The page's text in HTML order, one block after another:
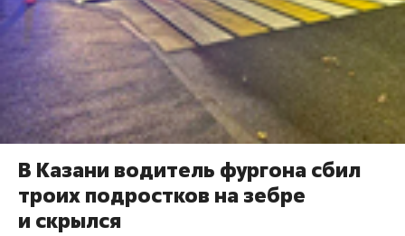
В Казани водитель фургона сбил
троих подростков на зебре
и скрылся